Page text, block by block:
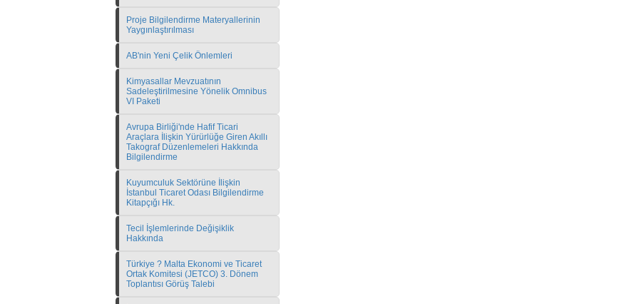
Proje Bilgilendirme Materyallerinin
Yaygınlaştırılması
AB'nin Yeni Çelik Önlemleri
Kimyasallar Mevzuatının
Sadeleştirilmesine Yönelik Omnibus
VI Paketi
Avrupa Birliği'nde Hafif Ticari
Araçlara İlişkin Yürürlüğe Giren Akıllı
Takograf Düzenlemeleri Hakkında
Bilgilendirme
Kuyumculuk Sektörüne İlişkin
İstanbul Ticaret Odası Bilgilendirme
Kitapçığı Hk.
Tecil İşlemlerinde Değişiklik
Hakkında
Türkiye ? Malta Ekonomi ve Ticaret
Ortak Komitesi (JETCO) 3. Dönem
Toplantısı Görüş Talebi